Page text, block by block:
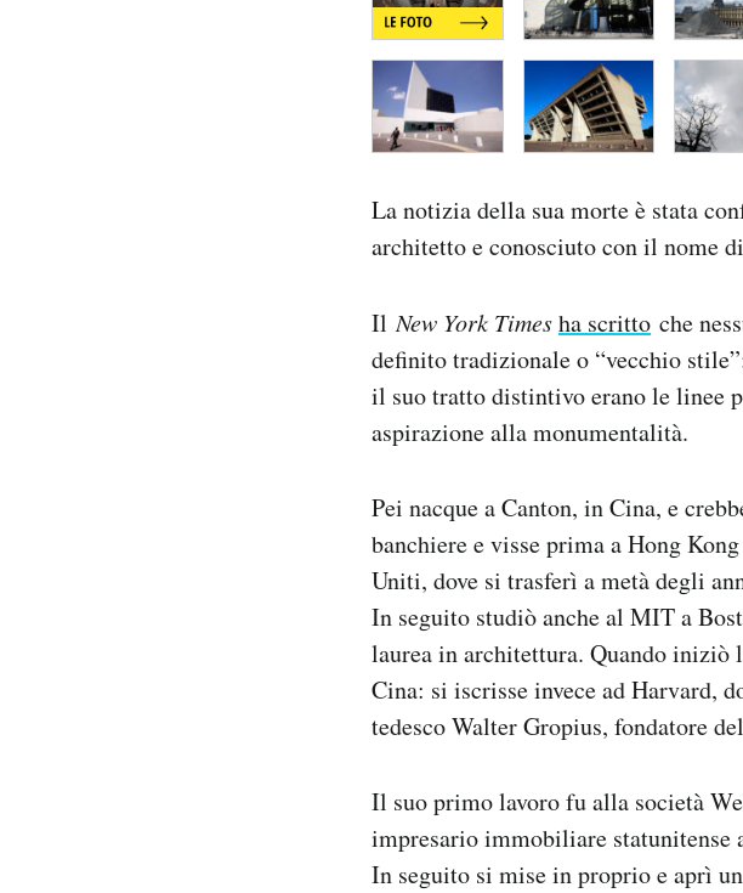
La notizia della sua morte è stata
architetto e conosciuto con il nome
IlNew York Timesha scritto che
definito tradizionale o “vecchio
il suo tratto distintivo erano le linee
aspirazione alla monumentalità.
Pei nacque a Canton, in Cina, e
banchiere e visse prima a Hong
Uniti, dove si trasferì a metà degli
In seguito studiò anche al MIT a
laurea in architettura. Quando iniziò
Cina: si iscrisse invece ad Harvard,
tedesco Walter Gropius, fondatore
Il suo primo lavoro fu alla società
impresario immobiliare statunitense
In seguito si mise in proprio e aprì